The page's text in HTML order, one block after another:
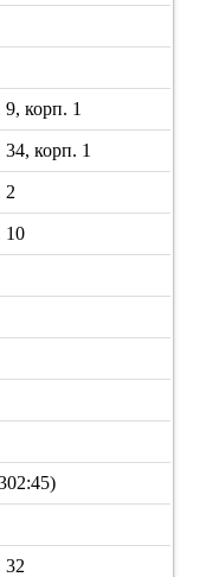
корп. 1
корп. 1
2
10
32